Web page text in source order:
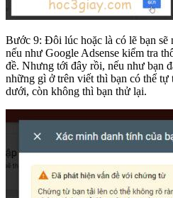
Bước 9: Đôi lúc hoặc là có lẽ bạn sẽ
nếu như Google Adsense kiểm tra
đề. Nhưng tới đây rồi, nếu như bạn
những gì ở trên viết thì bạn có thể tự
dưới, còn không thì bạn thử lại.